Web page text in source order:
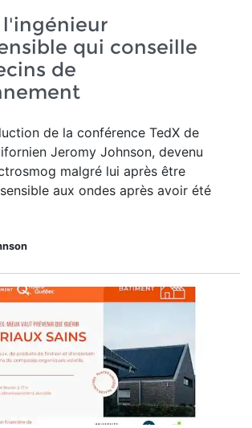
l'ingénieur
qui conseille
de
de la conférence TedX de
Jeromy Johnson, devenu
malgré lui après être
aux ondes après avoir été